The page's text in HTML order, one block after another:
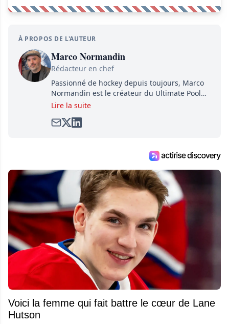
À PROPOS DE L'AUTEUR
Marco Normandin
Rédacteur en chef
Passionné de hockey depuis toujours, Marco
Normandin est le créateur du Ultimate Pool
Preview, une référence mondiale en guide de
satirique de hockey, Définitivement, Pierre.
entourant la LNH et en faire bénéficier les
Lire la suite
Voici la femme qui fait battre le cœur de Lane
Hutson